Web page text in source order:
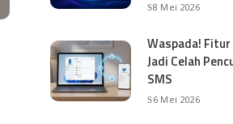
8 Mei 2026
Waspada! Fitur
Jadi Celah
SMS
6 Mei 2026